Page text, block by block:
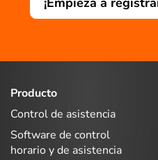
Producto
Control de asistencia
Software de control
horario y de asistencia